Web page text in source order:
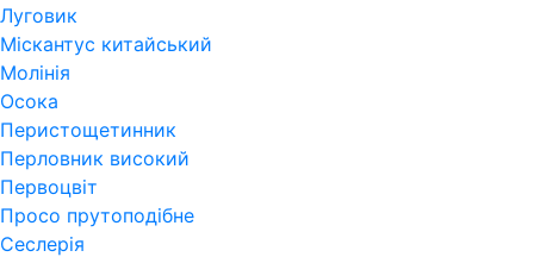
Луговик
Міскантус китайський
Молінія
Осока
Перистощетинник
Перловник високий
Первоцвіт
Просо прутоподібне
Сеслерія